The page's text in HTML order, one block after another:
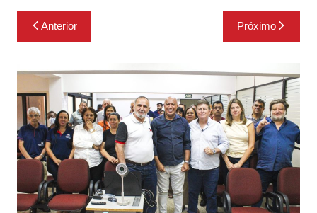
Navegação
de
Anterior Próximo